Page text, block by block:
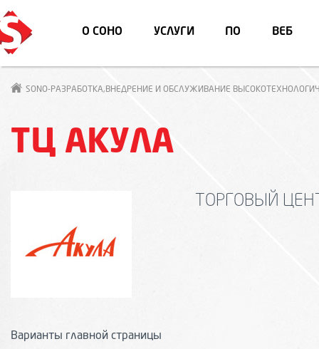
О СОНО УСЛУГИ ПО ВЕБ
SONO-РАЗРАБОТКА,ВНЕДРЕНИЕ И ОБСЛУЖИВАНИЕ
ТЦ АКУЛА
ТОРГОВЫЙ
Варианты главной страницы